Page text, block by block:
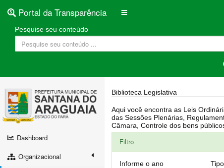
Portal da Transparência
Pesquise seu conteúdo
Dashboard
Organizacional
Biblioteca Legislativa
Aqui você encontra as Leis Ordinárias, Leis Complementares, Portarias, Decretos, Atas, PPA, LDO, LOA, RREO, Resoluções, RGF, Lei
das Sessões Plenárias, Regulamentação da LAI, Atos de Julgamento do Governo, Agenda Externa do presidente, Relatório do Controle Interno, Projetos em tramitação na
Filtro
Informe o ano